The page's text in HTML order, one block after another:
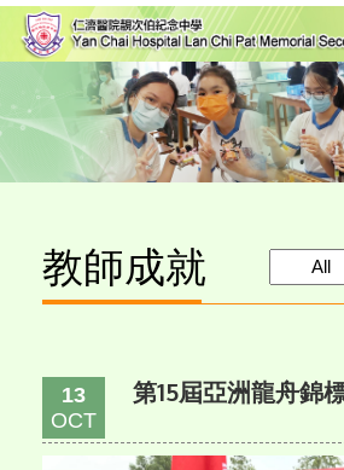
教師成就
13
OCT
第15屆亞洲龍舟錦